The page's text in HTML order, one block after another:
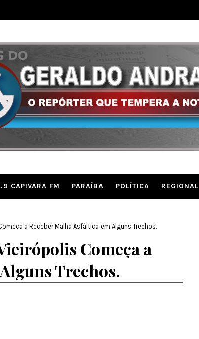
CAPIVARA FM PARAÍBA POLÍTICA REGIONAL
a Receber Malha Asfáltica em Alguns Trechos.
Começa a
Trechos.